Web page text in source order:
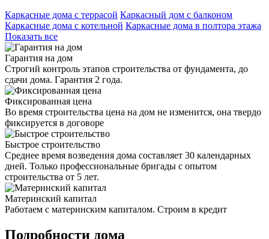
Каркасные дома с террасой Каркасный дом с балконом
Каркасные дома с котельной Каркасные дома в полтора этажа
Показать все
Гарантия на дом
Строгий контроль этапов строительства от фундамента, до
сдачи дома. Гарантия 2 года.
Фиксированная цена
Во время строительства цена на дом не изменится, она твердо
фиксируется в договоре
Быстрое строительство
Среднее время возведения дома составляет 30 календарных
дней. Только профессиональные бригады с опытом
строительства от 5 лет.
Материнский капитал
Работаем с материнским капиталом. Строим в кредит
Подробности дома